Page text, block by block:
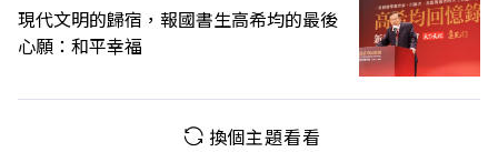
現代文明的歸宿，報國書生高希均的最後
心願：和平幸福
換個主題看看